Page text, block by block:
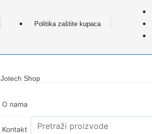
Politika zaštite kupaca
Jotech Shop
O nama
Kontakt